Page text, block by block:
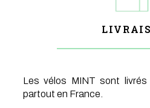
Les vélos MINT sont
partout en France.